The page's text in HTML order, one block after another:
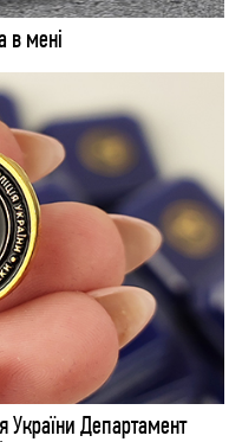
в мені
України Департамент